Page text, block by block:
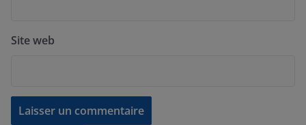
Site web